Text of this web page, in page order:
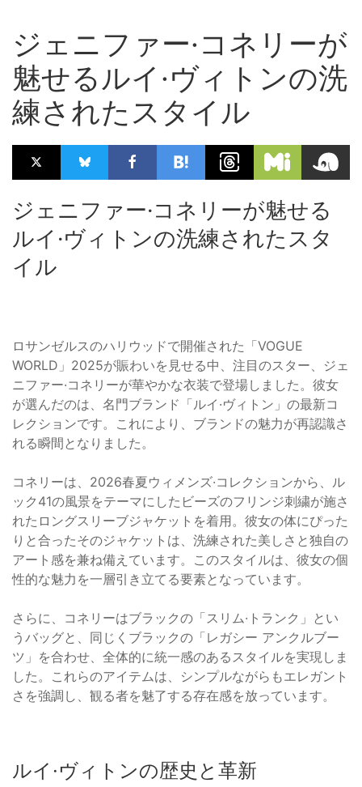
ジェニファー·コネリーが
魅せるルイ·ヴィトンの洗
練されたスタイル
ジェニファー·コネリーが魅せる
ルイ·ヴィトンの洗練されたスタ
イル
ロサンゼルスのハリウッドで開催された「VOGUE
WORLD」2025が賑わいを見せる中、注目のスター、ジェ
ニファー·コネリーが華やかな衣装で登場しました。彼女
が選んだのは、名門ブランド「ルイ·ヴィトン」の最新コ
レクションです。これにより、ブランドの魅力が再認識さ
れる瞬間となりました。
コネリーは、2026春夏ウィメンズ·コレクションから、ル
ック41の風景をテーマにしたビーズのフリンジ刺繍が施さ
れたロングスリーブジャケットを着用。彼女の体にぴった
りと合ったそのジャケットは、洗練された美しさと独自の
アート感を兼ね備えています。このスタイルは、彼女の個
性的な魅力を一層引き立てる要素となっています。
さらに、コネリーはブラックの「スリム·トランク」とい
うバッグと、同じくブラックの「レガシー アンクルブー
ツ」を合わせ、全体的に統一感のあるスタイルを実現しま
した。これらのアイテムは、シンプルながらもエレガント
さを強調し、観る者を魅了する存在感を放っています。
ルイ·ヴィトンの歴史と革新